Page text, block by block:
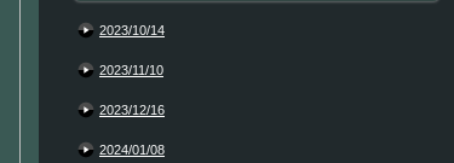
2023/10/14
2023/11/10
2023/12/16
2024/01/08